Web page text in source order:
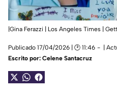
|Gina Ferazzi | Los Angeles Times |
Publicado 17/04/2026 | 🕑 11:46 |
Escrito por: Celene Santacruz